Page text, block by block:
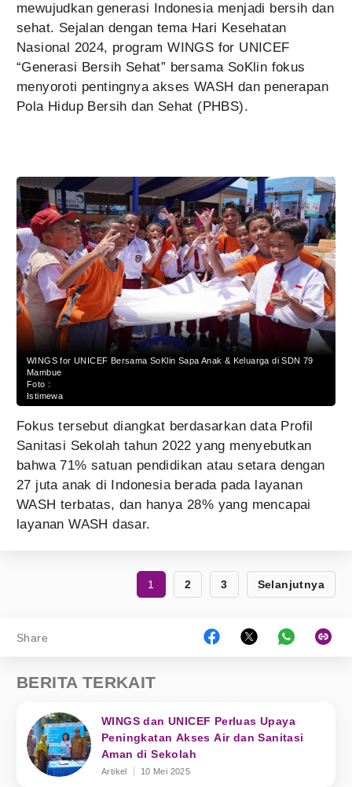
mewujudkan generasi Indonesia menjadi bersih dan
sehat. Sejalan dengan tema Hari Kesehatan
Nasional 2024, program WINGS for UNICEF
“Generasi Bersih Sehat” bersama SoKlin fokus
menyoroti pentingnya akses WASH dan penerapan
Pola Hidup Bersih dan Sehat (PHBS).
WINGS for UNICEF Bersama SoKlin Sapa Anak & Keluarga di SDN 79
Mambue
Foto :
Istimewa
Fokus tersebut diangkat berdasarkan data Profil
Sanitasi Sekolah tahun 2022 yang menyebutkan
bahwa 71% satuan pendidikan atau setara dengan
27 juta anak di Indonesia berada pada layanan
WASH terbatas, dan hanya 28% yang mencapai
layanan WASH dasar.
1 2 3 Selanjutnya
Share
BERITA TERKAIT
WINGS dan UNICEF Perluas Upaya
Peningkatan Akses Air dan Sanitasi
Aman di Sekolah
Artikel 10 Mei 2025